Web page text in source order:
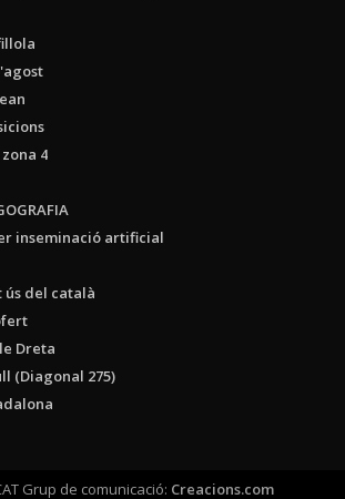
4
inseminació artificial
ús del català
Dreta
(Diagonal 275)
Grup de comunicació: Creacions.com